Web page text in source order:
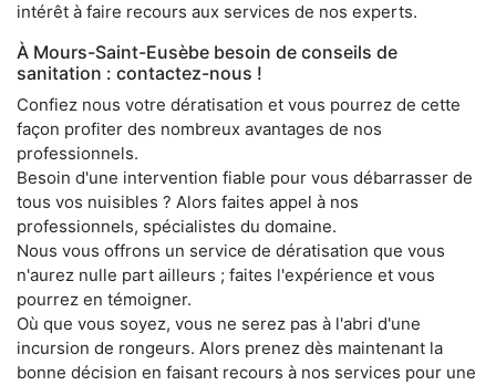
intérêt à faire recours aux services de nos experts.
À Mours-Saint-Eusèbe besoin de conseils de
sanitation : contactez-nous !
Confiez nous votre dératisation et vous pourrez de cette
façon profiter des nombreux avantages de nos
professionnels.
Besoin d'une intervention fiable pour vous débarrasser de
tous vos nuisibles ? Alors faites appel à nos
professionnels, spécialistes du domaine.
Nous vous offrons un service de dératisation que vous
n'aurez nulle part ailleurs ; faites l'expérience et vous
pourrez en témoigner.
Où que vous soyez, vous ne serez pas à l'abri d'une
incursion de rongeurs. Alors prenez dès maintenant la
bonne décision en faisant recours à nos services pour une